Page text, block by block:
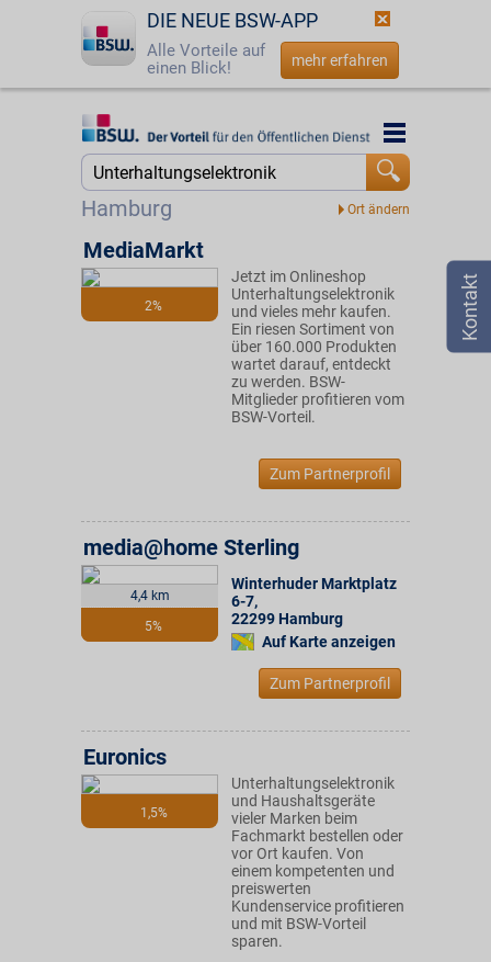
DIE NEUE BSW-APP
Alle Vorteile auf
einen Blick!
mehr erfahren
Startseite
Jetzt BSW-Mitglied werden
Login
☎ 0800 - 279 25 82
Hamburg
Startseite
2%
MediaMarkt
Jetzt im Onlineshop
Unterhaltungselektronik
und vieles mehr kaufen.
Ein riesen Sortiment von
über 160.000 Produkten
wartet darauf, entdeckt
zu werden. BSW-
Mitglieder profitieren vom
BSW-Vorteil.
Zum Partnerprofil
4,4 km
5%
media@home Sterling
Winterhuder Marktplatz
6-7,
22299 Hamburg
Auf Karte anzeigen
Zum Partnerprofil
1,5%
Euronics
Unterhaltungselektronik
und Haushaltsgeräte
vieler Marken beim
Fachmarkt bestellen oder
vor Ort kaufen. Von
einem kompetenten und
preiswerten
Kundenservice profitieren
und mit BSW-Vorteil
sparen.